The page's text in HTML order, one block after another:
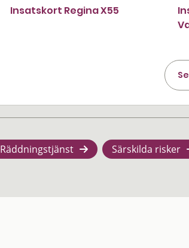
Insatskort Regina X55
Räddningstjänst Särskilda risker